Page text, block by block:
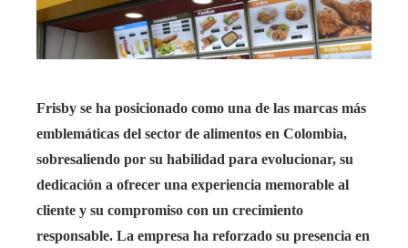
Frisby se ha posicionado como una de las marcas más
emblemáticas del sector de alimentos en Colombia,
sobresaliendo por su habilidad para evolucionar, su
dedicación a ofrecer una experiencia memorable al
cliente y su compromiso con un crecimiento
responsable. La empresa ha reforzado su presencia en